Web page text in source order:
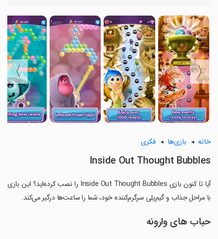
〈
〉
خانه بازی‌ها فکری
Inside Out Thought Bubbles
آیا تا کنون بازی Inside Out Thought Bubbles را نصب کرده‌اید؟ این بازی
با مراحل جذاب و گیم‌پلی سرگرم‌کننده خود، شما را ساعت‌ها درگیر می‌کند.
حباب های وارونه